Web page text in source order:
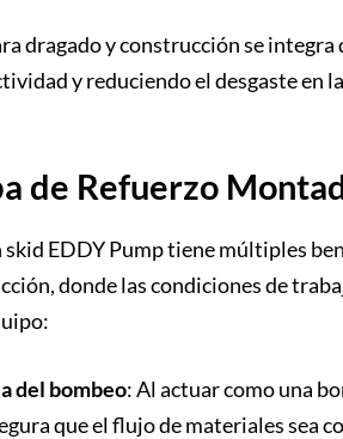
dragado y construcción se
y reduciendo el desgaste en
de Refuerzo
skid EDDY Pump tiene múltiples
donde las condiciones de
del bombeo: Al actuar como una
que el flujo de materiales sea